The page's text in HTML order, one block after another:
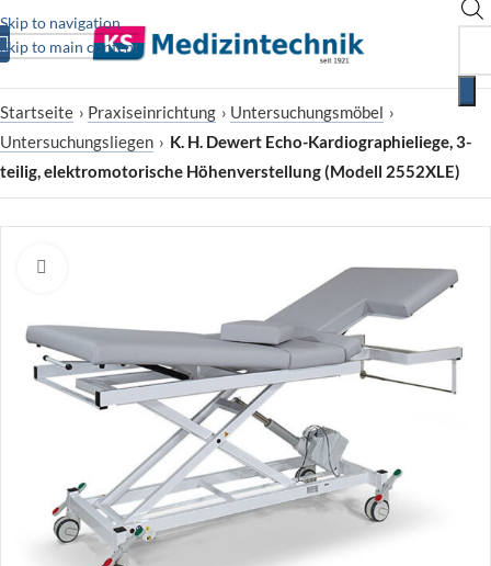
Skip to navigation
Skip to main content
Startseite › Praxiseinrichtung › Untersuchungsmöbel ›
Untersuchungsliegen › K. H. Dewert Echo-Kardiographieliege, 3-
teilig, elektromotorische Höhenverstellung (Modell 2552XLE)